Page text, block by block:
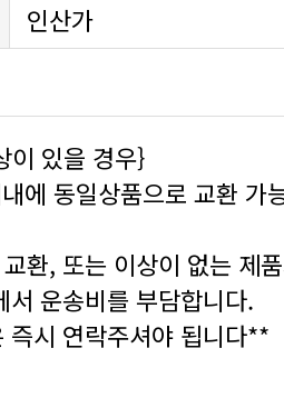
인산가
이 있을 경우}
서 운송비를 부담합니다.
시 연락주셔야 됩니다**